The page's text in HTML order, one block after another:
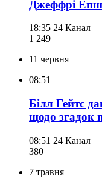
Джеффрі
18:35 24 Канал
1 249
11 червня
08:51
Білл Гейтс
щодо згадок
08:51 24 Канал
380
7 травня